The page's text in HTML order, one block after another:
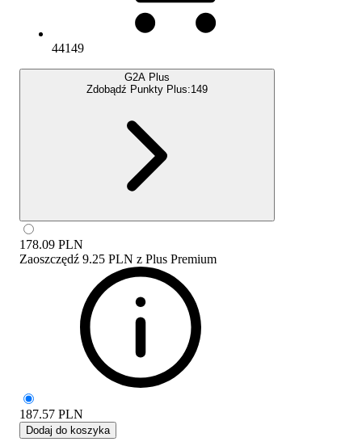
44149
G2A Plus
Zdobądź Punkty Plus:149
178.09 PLN
Zaoszczędź 9.25 PLN z Plus Premium
187.57 PLN
Dodaj do koszyka